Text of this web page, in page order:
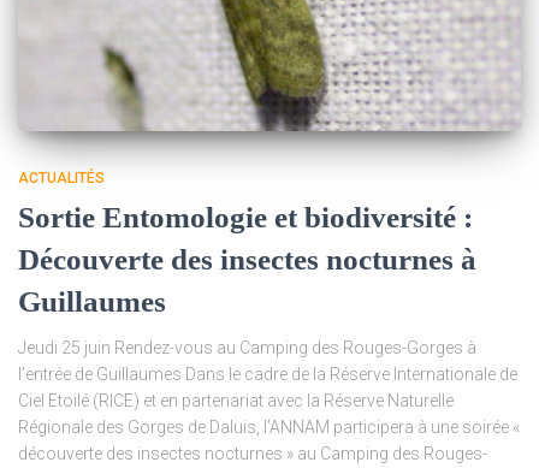
ACTUALITÉS
Sortie Entomologie et biodiversité :
Découverte des insectes nocturnes à
Guillaumes
Jeudi 25 juin Rendez-vous au Camping des Rouges-Gorges à
l’entrée de Guillaumes Dans le cadre de la Réserve Internationale de
Ciel Etoilé (RICE) et en partenariat avec la Réserve Naturelle
Régionale des Gorges de Daluis, l’ANNAM participera à une soirée «
découverte des insectes nocturnes » au Camping des Rouges-